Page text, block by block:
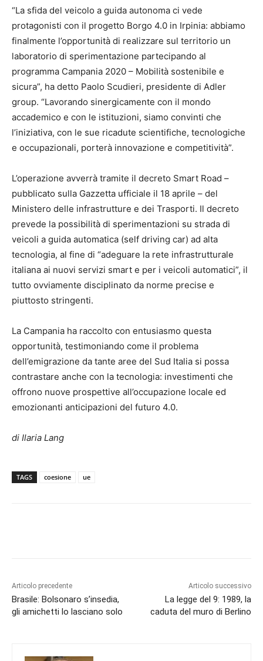
“La sfida del veicolo a guida autonoma ci vede
protagonisti con il progetto Borgo 4.0 in Irpinia: abbiamo
finalmente l’opportunità di realizzare sul territorio un
laboratorio di sperimentazione partecipando al
programma Campania 2020 – Mobilità sostenibile e
sicura”, ha detto Paolo Scudieri, presidente di Adler
group. “Lavorando sinergicamente con il mondo
accademico e con le istituzioni, siamo convinti che
l’iniziativa, con le sue ricadute scientifiche, tecnologiche
e occupazionali, porterà innovazione e competitività”.
L’operazione avverrà tramite il decreto Smart Road –
pubblicato sulla Gazzetta ufficiale il 18 aprile – del
Ministero delle infrastrutture e dei Trasporti. Il decreto
prevede la possibilità di sperimentazioni su strada di
veicoli a guida automatica (self driving car) ad alta
tecnologia, al fine di “adeguare la rete infrastrutturale
italiana ai nuovi servizi smart e per i veicoli automatici”, il
tutto ovviamente disciplinato da norme precise e
piuttosto stringenti.
La Campania ha raccolto con entusiasmo questa
opportunità, testimoniando come il problema
dell’emigrazione da tante aree del Sud Italia si possa
contrastare anche con la tecnologia: investimenti che
offrono nuove prospettive all’occupazione locale ed
emozionanti anticipazioni del futuro 4.0.
di Ilaria Lang
TAGS coesione ue
Articolo precedente
Brasile: Bolsonaro s’insedia,
gli amichetti lo lasciano solo
Articolo successivo
La legge del 9: 1989, la
caduta del muro di Berlino